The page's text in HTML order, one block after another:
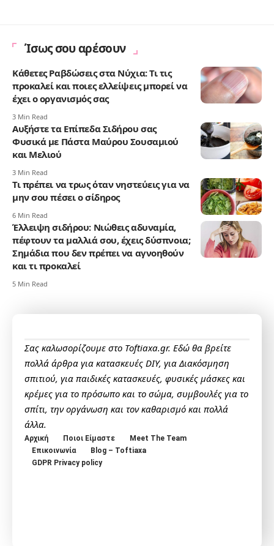
Ίσως σου αρέσουν
Κάθετες Ραβδώσεις στα Νύχια: Τι τις
προκαλεί και ποιες ελλείψεις μπορεί να
έχει ο οργανισμός σας
3 Min Read
Αυξήστε τα Επίπεδα Σιδήρου σας
Φυσικά με Πάστα Μαύρου Σουσαμιού
και Μελιού
3 Min Read
Τι πρέπει να τρως όταν νηστεύεις για να
μην σου πέσει ο σίδηρος
6 Min Read
Έλλειψη σιδήρου: Νιώθεις αδυναμία,
πέφτουν τα μαλλιά σου, έχεις δύσπνοια;
Σημάδια που δεν πρέπει να αγνοηθούν
και τι προκαλεί
5 Min Read
Σας καλωσορίζουμε στο Toftiaxa.gr. Εδώ θα βρείτε
πολλά άρθρα για κατασκευές DIY, για Διακόσμηση
σπιτιού, για παιδικές κατασκευές, φυσικές μάσκες και
κρέμες για το πρόσωπο και το σώμα, συμβουλές για το
σπίτι, την οργάνωση και τον καθαρισμό και πολλά
άλλα.
Αρχική Ποιοι Είμαστε
Meet The Team
Επικοινωνία
Blog – Toftiaxa
GDPR Privacy policy